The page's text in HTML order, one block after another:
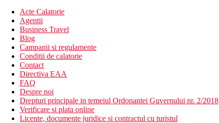
Acte Calatorie
Agentii
Business Travel
Blog
Campanii si regulamente
Conditii de calatorie
Contact
Directiva EAA
FAQ
Despre noi
Drepturi principale in temeiul Ordonantei Guvernului nr. 2/2018
Verificare si plata online
Licente, documente juridice si contractul cu turistul